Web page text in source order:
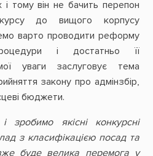
і тому він не бачить перепон
до вищого корпусу
варто проводити реформу
і достатньо її
уваги заслуговує тема
закону про адмінзбір,
бюджети.
якісні конкурсні
з класифікацією посад та
буде велика перемога у